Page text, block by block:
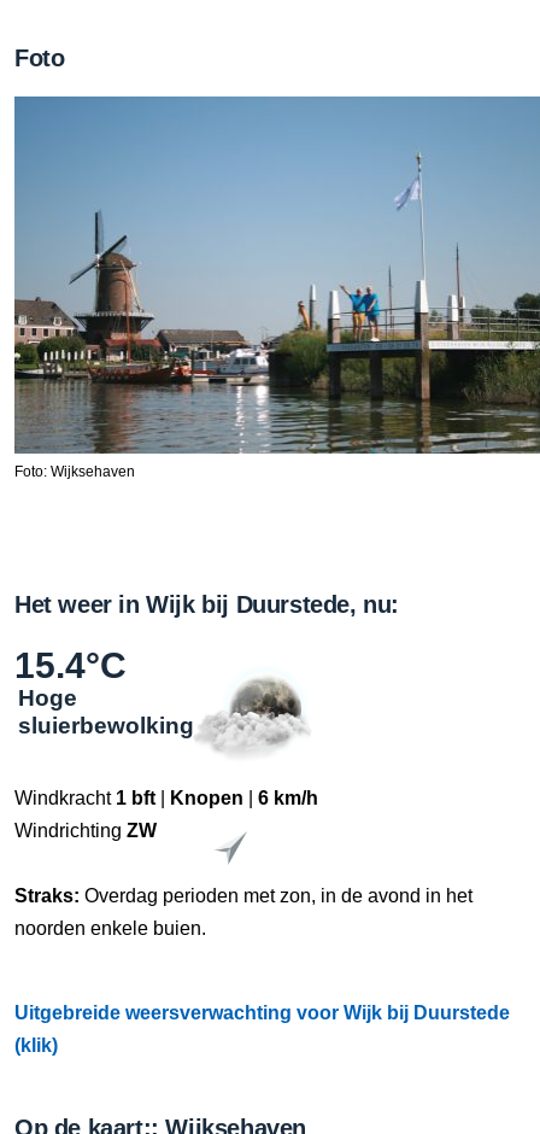
Foto
Foto: Wijksehaven
Het weer in Wijk bij Duurstede, nu:
15.4°C
Hoge
sluierbewolking
Windkracht 1 bft Knopen
6 km/h
Windrichting ZW
Straks: Overdag perioden met zon, in de avond in het
noorden enkele buien.
Uitgebreide weersverwachting voor Wijk bij Duurstede
(klik)
Op de kaart:: Wijksehaven